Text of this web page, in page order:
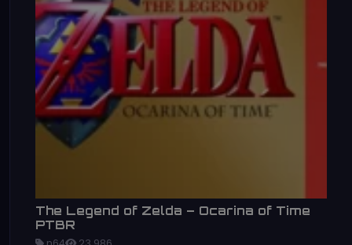
The Legend of Zelda – Ocarina of Time
PTBR